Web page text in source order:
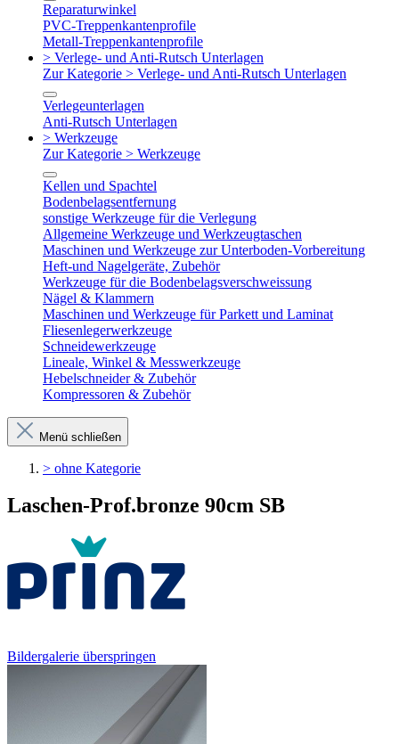
Reparaturwinkel
PVC-Treppenkantenprofile
Metall-Treppenkantenprofile
> Verlege- und Anti-Rutsch Unterlagen
Zur Kategorie > Verlege- und Anti-Rutsch Unterlagen
Verlegeunterlagen
Anti-Rutsch Unterlagen
> Werkzeuge
Zur Kategorie > Werkzeuge
Kellen und Spachtel
Bodenbelagsentfernung
sonstige Werkzeuge für die Verlegung
Allgemeine Werkzeuge und Werkzeugtaschen
Maschinen und Werkzeuge zur Unterboden-Vorbereitung
Heft-und Nagelgeräte, Zubehör
Werkzeuge für die Bodenbelagsverschweissung
Nägel & Klammern
Maschinen und Werkzeuge für Parkett und Laminat
Fliesenlegerwerkzeuge
Schneidewerkzeuge
Lineale, Winkel & Messwerkzeuge
Hebelschneider & Zubehör
Kompressoren & Zubehör
Menü schließen
> ohne Kategorie
Laschen-Prof.bronze 90cm SB
Bildergalerie überspringen